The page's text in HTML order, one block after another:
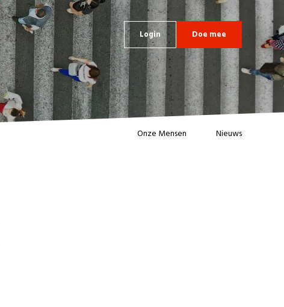
Login Doe mee
Onze Mensen Nieuws